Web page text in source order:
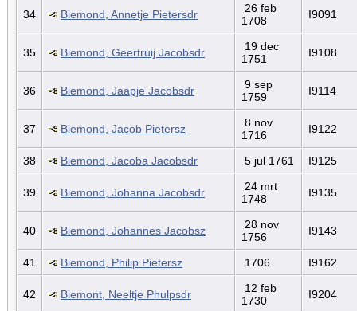
34 Biemond, Annetje Pietersdr
26 feb
1708
I9091
35 Biemond, Geertruij Jacobsdr
19 dec
1751
I9108
36 Biemond, Jaapje Jacobsdr
9 sep
1759
I9114
37 Biemond, Jacob Pietersz
8 nov
1716
I9122
38 Biemond, Jacoba Jacobsdr 5 jul 1761 I9125
39 Biemond, Johanna Jacobsdr
24 mrt
1748
I9135
40 Biemond, Johannes Jacobsz
28 nov
1756
I9143
41 Biemond, Philip Pietersz 1706 I9162
42 Biemont, Neeltje Phulpsdr
12 feb
1730
I9204